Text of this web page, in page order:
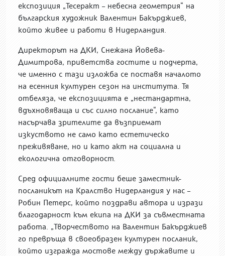
експозиция „Тесеракт – небесна геометрия“ на
българския художник Валентин Бакърджиев,
който живее и работи в Нидерландия.
Директорът на ДКИ, Снежана Йовева-
Димитрова, приветства гостите и подчерта,
че именно с тази изложба се поставя началото
на есенния културен сезон на института. Тя
отбеляза, че експозицията е „нестандартна,
вдъхновяваща и със силно послание“, като
насърчава зрителите да възприемат
изкуството не само като естетическо
преживяване, но и като акт на социална и
екологична отговорност.
Сред официалните гости беше заместник-
посланикът на Кралство Нидерландия у нас –
Робин Петерс, който поздрави автора и изрази
благодарност към екипа на ДКИ за съвместната
работа. „Творчеството на Валентин Бакърджиев
го превръща в своеобразен културен посланик,
който изгражда мостове между държавите и